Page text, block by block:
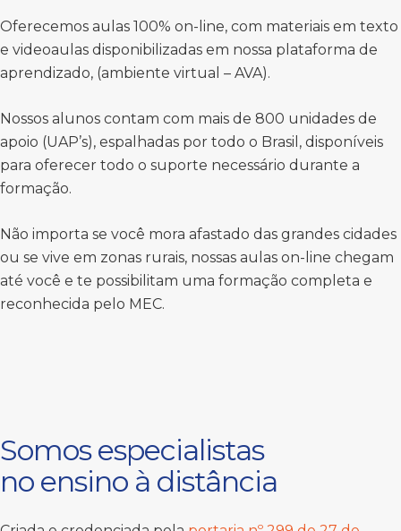
Oferecemos aulas 100% on-line, com materiais em texto
e videoaulas disponibilizadas em nossa plataforma de
aprendizado, (ambiente virtual – AVA).
Nossos alunos contam com mais de 800 unidades de
apoio (UAP’s), espalhadas por todo o Brasil, disponíveis
para oferecer todo o suporte necessário durante a
formação.
Não importa se você mora afastado das grandes cidades
ou se vive em zonas rurais, nossas aulas on-line chegam
até você e te possibilitam uma formação completa e
reconhecida pelo MEC.
Somos especialistas
no ensino à distância